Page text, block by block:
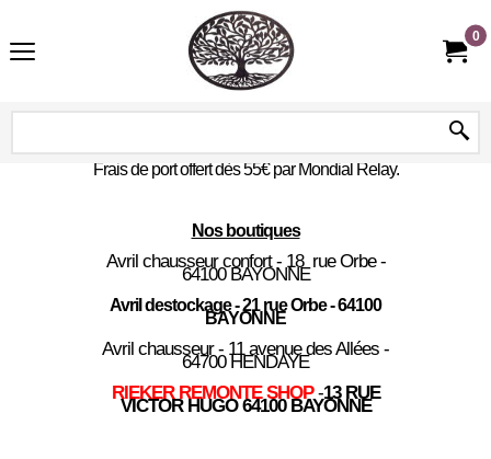
0
Frais de port offert dès 55€ par Mondial Relay.
Nos boutiques
Avril chausseur confort - 18 rue Orbe -
64100 BAYONNE
Avril destockage - 21 rue Orbe - 64100
BAYONNE
Avril chausseur - 11 avenue des Allées -
64700 HENDAYE
RIEKER REMONTE SHOP -13 RUE
VICTOR HUGO 64100 BAYONNE